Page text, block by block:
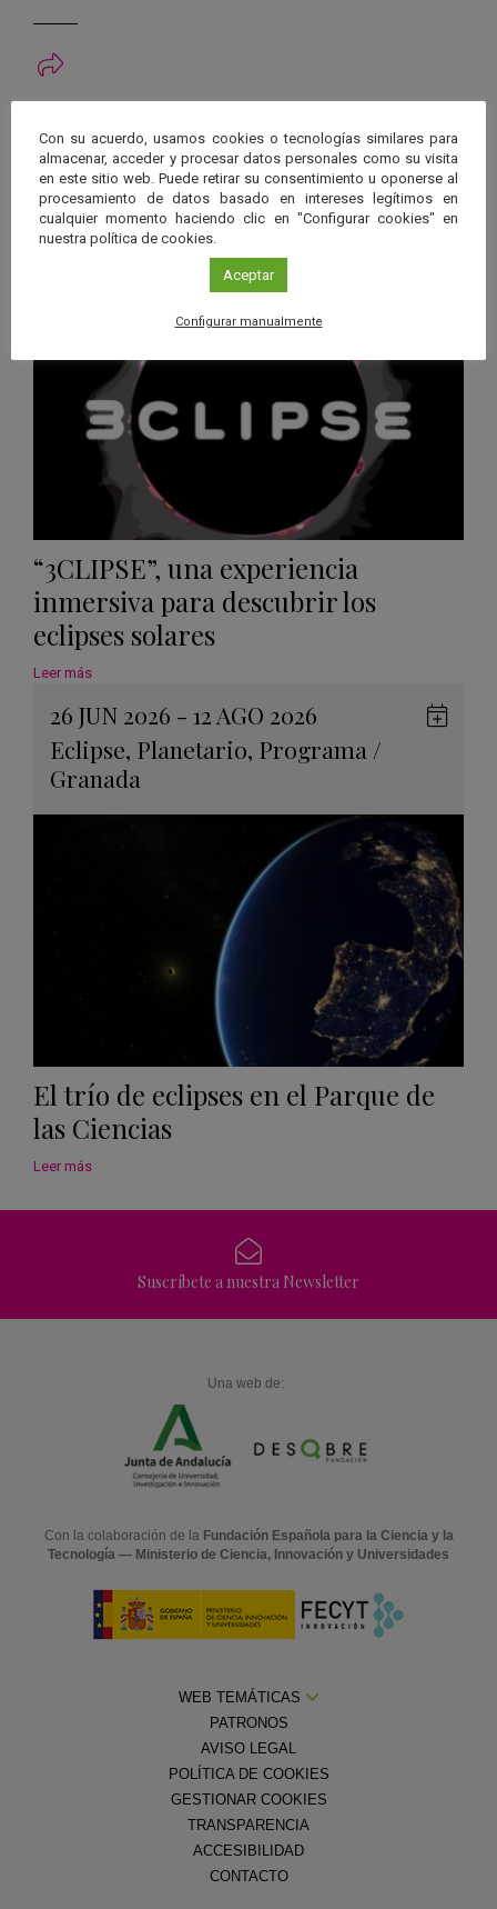
26 JUN 2026 - 26 ENE 2028
Eclipse,Planetario/ Gérgal,Granada ,
Málaga,Sevilla
“3CLIPSE”, una experiencia
inmersiva para descubrir los
eclipses solares
Leer más
26 JUN 2026 - 12 AGO 2026
Eclipse, Planetario, Programa /
Granada
El trío de eclipses en el Parque de
las Ciencias
Leer más
Suscríbete a nuestra Newsletter
Una web de:
Con la colaboración de la Fundación Española para la Ciencia y la
Tecnología — Ministerio de Ciencia, Innovación y Universidades
WEB TEMÁTICAS
PATRONOS
AVISO LEGAL
POLÍTICA DE COOKIES
GESTIONAR COOKIES
TRANSPARENCIA
ACCESIBILIDAD
CONTACTO
Con su acuerdo, usamos cookies o tecnologías similares para
almacenar, acceder y procesar datos personales como su visita
en este sitio web. Puede retirar su consentimiento u oponerse al
procesamiento de datos basado en intereses legítimos en
cualquier momento haciendo clic en "Configurar cookies" en
nuestra política de cookies.
Aceptar
Configurar manualmente